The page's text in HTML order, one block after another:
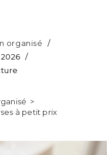
organisé
>
à petit prix en 2026